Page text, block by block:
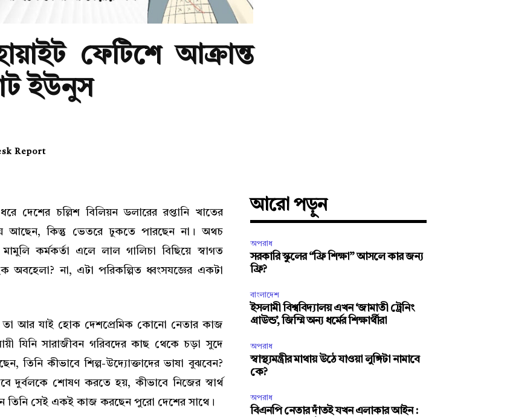
ফেটিশে আক্রান্ত
ইউনুস
Report
দেশের চল্লিশ বিলিয়ন ডলারের রপ্তানি খাতের
আছেন, কিন্তু ভেতরে ঢুকতে পারছেন না। অথচ
কর্মকর্তা এলে লাল গালিচা বিছিয়ে স্বাগত
অবহেলা? না, এটা পরিকল্পিত ধ্বংসযজ্ঞের একটা
আর যাই হোক দেশপ্রেমিক কোনো নেতার কাজ
যিনি সারাজীবন গরিবদের কাছ থেকে চড়া সুদে
তিনি কীভাবে শিল্প-উদ্যোক্তাদের ভাষা বুঝবেন?
দুর্বলকে শোষণ করতে হয়, কীভাবে নিজের স্বার্থ
সেই একই কাজ করছেন পুরো দেশের সাথে।
আরো পড়ুন
অপরাধ
সরকারি স্কুলের “ফ্রি শিক্ষা” আসলে কার জন্য
ফ্রি?
বাংলাদেশ
ইসলামী বিশ্ববিদ্যালয় এখন ‘জামাতী ট্রেনিং
গ্রাউন্ড’, জিম্মি অন্য ধর্মের শিক্ষার্থীরা
অপরাধ
স্বাস্থ্যমন্ত্রীর মাথায় উঠে যাওয়া লুঙ্গিটা নামাবে
কে?
অপরাধ
বিএনপি নেতার দাঁতই যখন এলাকার আইন :